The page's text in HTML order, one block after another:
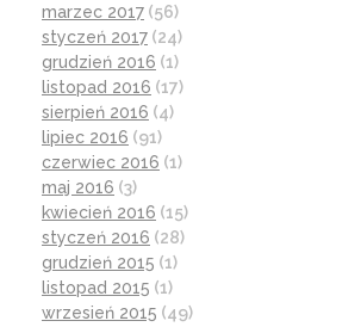
marzec 2017 (56)
styczeń 2017 (24)
grudzień 2016 (1)
listopad 2016 (17)
sierpień 2016 (4)
lipiec 2016 (91)
czerwiec 2016 (1)
maj 2016 (3)
kwiecień 2016 (15)
styczeń 2016 (28)
grudzień 2015 (1)
listopad 2015 (1)
wrzesień 2015 (49)